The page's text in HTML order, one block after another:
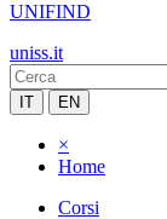
UNIFIND
uniss.it
IT EN
×
Home
Corsi